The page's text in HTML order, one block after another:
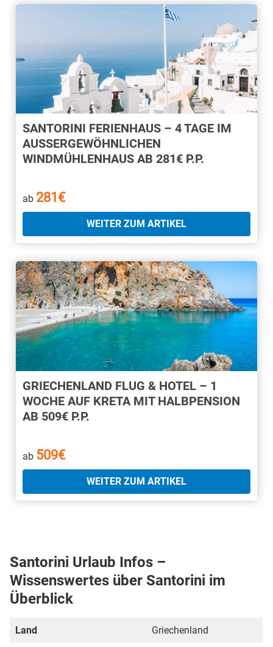
SANTORINI FERIENHAUS – 4 TAGE IM
AUSSERGEWÖHNLICHEN W
INDMÜHLENHAUS AB 281€ P.P.
ab 281€
WEITER ZUM ARTIKEL
GRIECHENLAND FLUG & HOTEL – 1
WOCHE AUF KRETA MIT HALBPENSION
AB 509€ P.P.
ab 509€
WEITER ZUM ARTIKEL
Santorini Urlaub Infos –
Wissenswertes über Santorini im
Überblick
Land Griechenland